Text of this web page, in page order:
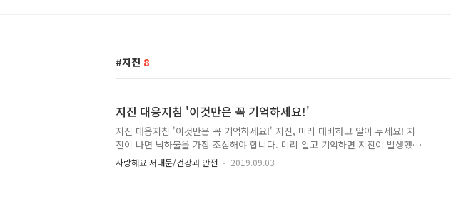
지진 8
지진 대응지침 '이것만은 꼭 기억하세요!'
지진 대응지침 '이것만은 꼭 기억하세요!' 지진, 미리 대비하고 알아 두세요! 지
진이 나면 낙하물을 가장 조심해야 합니다. 미리 알고 기억하면 지진이 발생했을
때 현명하게 대처할 수 있겠죠! 지진 대응지침 ● 지진 발생 시에는 단단한 탁자
밑으로 들어가 쿠션 등으로 머리를 보호하세요 ● 흔들임이 멈춘 후에 학교운동
사랑해요 서대문/건강과 안전 2019.09.03